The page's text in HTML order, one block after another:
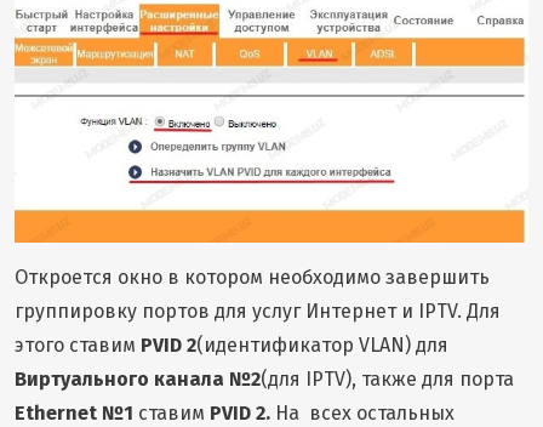
Откроется окно в котором необходимо завершить
группировку портов для услуг Интернет и IPTV. Для
этого ставим PVID 2(идентификатор VLAN) для
Виртуального канала №2(для IPTV), также для порта
Ethernet №1 ставим PVID 2. На всех остальных